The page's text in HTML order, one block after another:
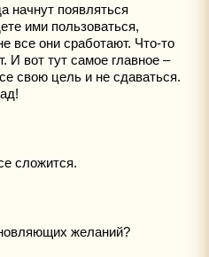
начнут появляться
ими пользоваться,
все они сработают. Что-то
И вот тут самое главное –
свою цель и не сдаваться.
сложится.
желаний?